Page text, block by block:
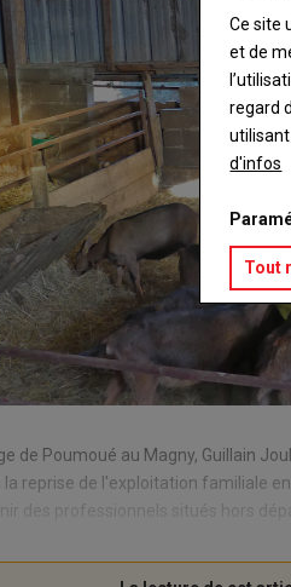
de Poumoué au Magny, Guillain
la reprise de l'exploitation familiale
des professionnels situés hors
Ce site
et de
regard
d'infos
Tout